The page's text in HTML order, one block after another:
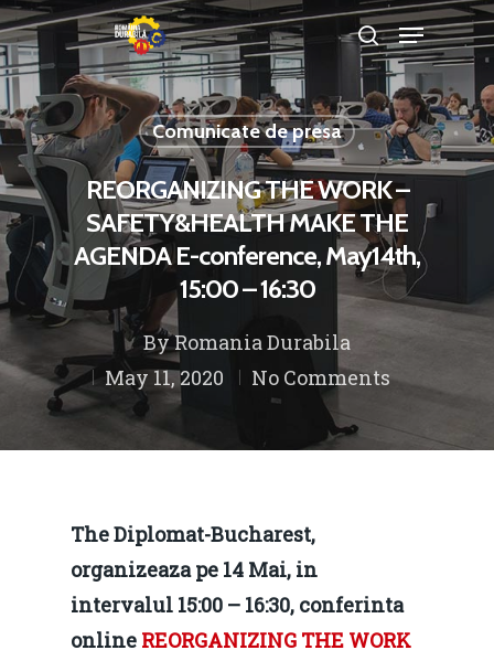
Hit enter to search or ESC to close
Comunicate de presa
REORGANIZING THE WORK –
SAFETY&HEALTH MAKE THE
AGENDA E-conference, May14th,
15:00 – 16:30
ByRomania Durabila
May 11, 2020
No Comments
The Diplomat-Bucharest,
organizeaza pe 14 Mai, in
intervalul 15:00 – 16:30, conferinta
online REORGANIZING THE WORK